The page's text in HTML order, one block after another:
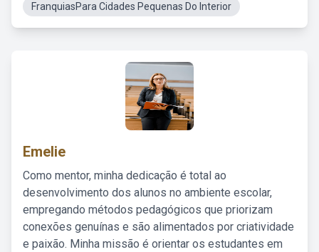
FranquiasPara Cidades Pequenas Do Interior
Emelie
Como mentor, minha dedicação é total ao
desenvolvimento dos alunos no ambiente escolar,
empregando métodos pedagógicos que priorizam
conexões genuínas e são alimentados por criatividade
e paixão. Minha missão é orientar os estudantes em